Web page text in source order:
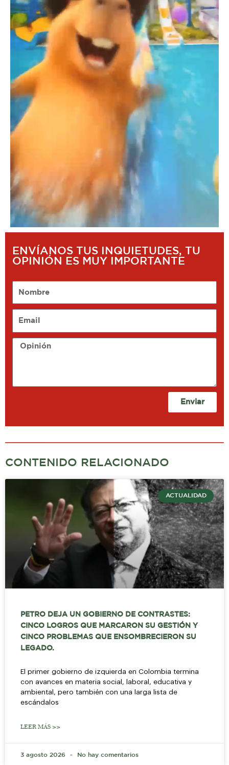
ENVÍANOS TUS INQUIETUDES, TU
OPINIÓN ES MUY IMPORTANTE
Opinión
Enviar
CONTENIDO RELACIONADO
ACTUALIDAD
PETRO DEJA UN GOBIERNO DE CONTRASTES:
CINCO LOGROS QUE MARCARON SU GESTIÓN Y
CINCO PROBLEMAS QUE ENSOMBRECIERON SU
LEGADO.
El primer gobierno de izquierda en Colombia termina
con avances en materia social, laboral, educativa y
ambiental, pero también con una larga lista de
escándalos
LEER MÁS >>
3 agosto 2026 No hay comentarios